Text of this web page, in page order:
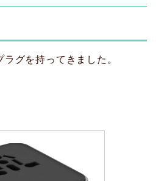
グを持ってきました。